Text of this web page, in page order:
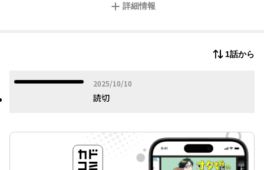
詳細情報
1話から
2025/10/10
2025年10月10日
読切